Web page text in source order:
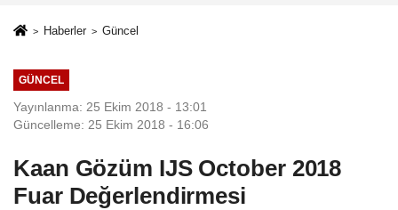
Haberler Güncel
GÜNCEL
Yayınlanma: 25 Ekim 2018 - 13:01
Güncelleme: 25 Ekim 2018 - 16:06
Kaan Gözüm IJS October 2018
Fuar Değerlendirmesi